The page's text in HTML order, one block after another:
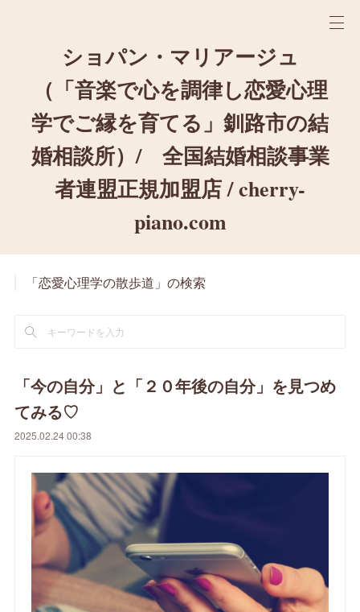
ショパン・マリアージュ
（「音楽で心を調律し恋愛心理
学でご縁を育てる」釧路市の結
婚相談所）/ 全国結婚相談事業
者連盟正規加盟店 / cherry-
piano.com
「恋愛心理学の散歩道」の検索
「今の自分」と「２０年後の自分」を見つめ
てみる♡
2025.02.24 00:38